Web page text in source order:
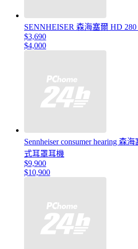
SENNHEISER 森海塞爾 HD
$3,690
$4,000
Sennheiser consumer hearing 森
式耳罩耳機
$9,900
$10,900